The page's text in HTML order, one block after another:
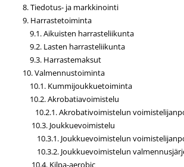
8. Tiedotus- ja markkinointi
9. Harrastetoiminta
9.1. Aikuisten harrasteliikunta
9.2. Lasten harrasteliikunta
9.3. Harrastemaksut
10. Valmennustoiminta
10.1. Kummijoukkuetoiminta
10.2. Akrobatiavoimistelu
10.2.1. Akrobativoimistelun
10.3. Joukkuevoimistelu
10.3.1. Joukkuevoimistelun
10.3.2. Joukkuevoimistelun
10.4. Kilpa-aerobic